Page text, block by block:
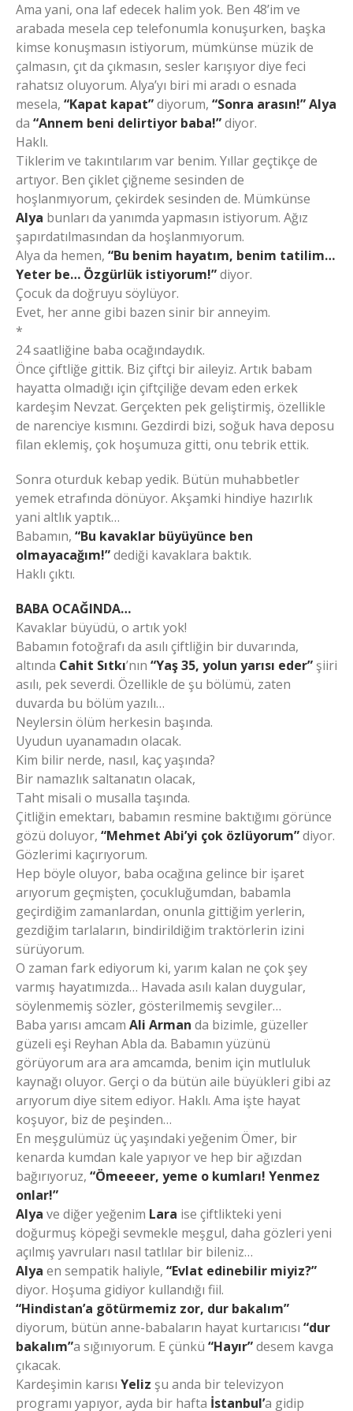
Ama yani, ona laf edecek halim yok. Ben 48’im ve
arabada mesela cep telefonumla konuşurken, başka
kimse konuşmasın istiyorum, mümkünse müzik de
çalmasın, çıt da çıkmasın, sesler karışıyor diye feci
rahatsız oluyorum. Alya’yı biri mi aradı o esnada
mesela, “Kapat kapat”diyorum, “Sonra arasın!”Alya
da “Annem beni delirtiyor baba!”diyor.
Haklı.
Tiklerim ve takıntılarım var benim. Yıllar geçtikçe de
artıyor. Ben çiklet çiğneme sesinden de
hoşlanmıyorum, çekirdek sesinden de. Mümkünse
Alya bunları da yanımda yapmasın istiyorum. Ağız
şapırdatılmasından da hoşlanmıyorum.
Alya da hemen, “Bu benim hayatım, benim tatilim…
Yeter be… Özgürlük istiyorum!”diyor.
Çocuk da doğruyu söylüyor.
Evet, her anne gibi bazen sinir bir anneyim.
*
24 saatliğine baba ocağındaydık.
Önce çiftliğe gittik. Biz çiftçi bir aileyiz. Artık babam
hayatta olmadığı için çiftçiliğe devam eden erkek
kardeşim Nevzat. Gerçekten pek geliştirmiş, özellikle
de narenciye kısmını. Gezdirdi bizi, soğuk hava deposu
filan eklemiş, çok hoşumuza gitti, onu tebrik ettik.
Sonra oturduk kebap yedik. Bütün muhabbetler
yemek etrafında dönüyor. Akşamki hindiye hazırlık
yani altlık yaptık…
Babamın, “Bu kavaklar büyüyünce ben
olmayacağım!”dediği kavaklara baktık.
Haklı çıktı.
BABA OCAĞINDA…
Kavaklar büyüdü, o artık yok!
Babamın fotoğrafı da asılı çiftliğin bir duvarında,
altında Cahit Sıtkı’nın “Yaş 35, yolun yarısı eder” şiiri
asılı, pek severdi. Özellikle de şu bölümü, zaten
duvarda bu bölüm yazılı…
Neylersin ölüm herkesin başında.
Uyudun uyanamadın olacak.
Kim bilir nerde, nasıl, kaç yaşında?
Bir namazlık saltanatın olacak,
Taht misali o musalla taşında.
Çitliğin emektarı, babamın resmine baktığımı görünce
gözü doluyor, “Mehmet Abi’yi çok özlüyorum”diyor.
Gözlerimi kaçırıyorum.
Hep böyle oluyor, baba ocağına gelince bir işaret
arıyorum geçmişten, çocukluğumdan, babamla
geçirdiğim zamanlardan, onunla gittiğim yerlerin,
gezdiğim tarlaların, bindirildiğim traktörlerin izini
sürüyorum.
O zaman fark ediyorum ki, yarım kalan ne çok şey
varmış hayatımızda… Havada asılı kalan duygular,
söylenmemiş sözler, gösterilmemiş sevgiler…
Baba yarısı amcam Ali Arman da bizimle, güzeller
güzeli eşi Reyhan Abla da. Babamın yüzünü
görüyorum ara ara amcamda, benim için mutluluk
kaynağı oluyor. Gerçi o da bütün aile büyükleri gibi az
arıyorum diye sitem ediyor. Haklı. Ama işte hayat
koşuyor, biz de peşinden…
En meşgulümüz üç yaşındaki yeğenim Ömer, bir
kenarda kumdan kale yapıyor ve hep bir ağızdan
bağırıyoruz, “Ömeeeer, yeme o kumları! Yenmez
onlar!”
Alya ve diğer yeğenim Lara ise çiftlikteki yeni
doğurmuş köpeği sevmekle meşgul, daha gözleri yeni
açılmış yavruları nasıl tatlılar bir bileniz…
Alya en sempatik haliyle, “Evlat edinebilir miyiz?”
diyor. Hoşuma gidiyor kullandığı fiil.
“Hindistan’a götürmemiz zor, dur bakalım”
diyorum, bütün anne-babaların hayat kurtarıcısı “dur
bakalım”a sığınıyorum. E çünkü “Hayır”desem kavga
çıkacak.
Kardeşimin karısı Yeliz şu anda bir televizyon
programı yapıyor, ayda bir hafta İstanbul’a gidip